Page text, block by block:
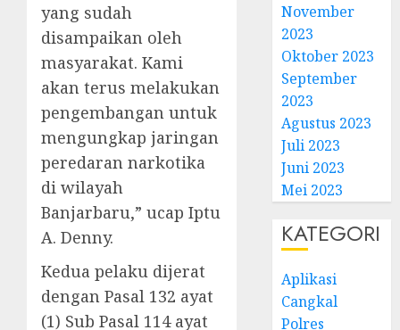
yang sudah
disampaikan oleh
masyarakat. Kami
akan terus melakukan
pengembangan untuk
mengungkap jaringan
peredaran narkotika
di wilayah
Banjarbaru,” ucap Iptu
A. Denny.
Kedua pelaku dijerat
dengan Pasal 132 ayat
(1) Sub Pasal 114 ayat
November
2023
Oktober 2023
September
2023
Agustus 2023
Juli 2023
Juni 2023
Mei 2023
KATEGORI
Aplikasi
Cangkal
Polres